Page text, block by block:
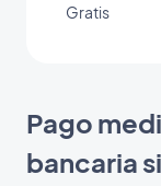
Gratis
Pago
bancaria